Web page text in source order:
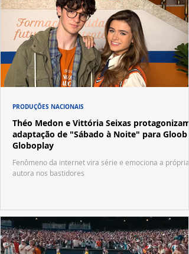
Théo Medon e Vittória Seixas protagonizam
adaptação de "Sábado à Noite" para Gloob e
Globoplay
Fenômeno da internet vira série e emociona a própria
autora nos bastidores
PRODUÇÕES NACIONAIS